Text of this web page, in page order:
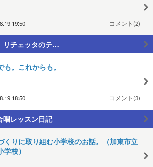
19:50 コメント(2)
ェッタのテ…
も。これからも。
18:50 コメント(3)
唱レッスン日記
くりに取り組む小学校のお話。（加東市立
学校）